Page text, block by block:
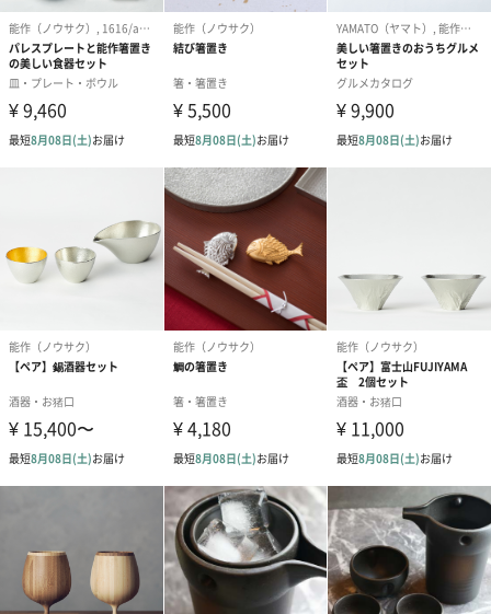
錫・金箔
伝統工芸品、金箔とコラボレーションしました。
内側に貼った金箔が華やかな錫製のぐい呑です。金箔の輝きがよ
り一層日本酒をひきたてます。錫100％のためやわらかく機械作業
に向かないため、一つ一つ職人の手で仕上げられたぐい呑は、金
沢の職人の手により一枚一枚金箔を貼ることでやっと完成しま
す。
熱伝導率が高いため器を冷蔵庫に1-2分入れることで器全体が程よ
く冷えるので、冷酒やぬる燗などにご使用ください。
能作（ノウサク）
江戸時代より400余年の歴史を刻んできた高岡。この伝統ある鋳物
のまちに、仏具を製造する工場として、能作は創業しました。以
来、生産体制の転換や業容・業域の拡大を行いながら、お客様の
声にこたえるものづくりを追求しつづけて100余年。既成概念にと